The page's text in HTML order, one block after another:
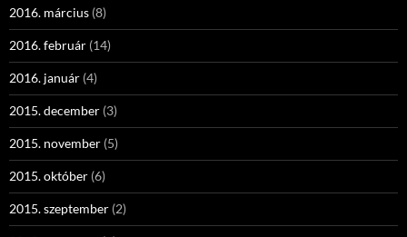
2016. március (8)
2016. február (14)
2016. január (4)
2015. december (3)
2015. november (5)
2015. október (6)
2015. szeptember (2)